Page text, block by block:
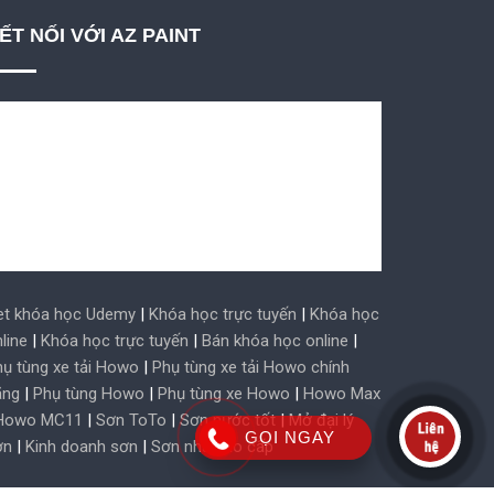
NỐI VỚI AZ PAINT
khóa học Udemy | Khóa học trực tuyến | Khóa học
| Khóa học trực tuyến | Bán khóa học online |
tùng xe tải Howo | Phụ tùng xe tải Howo chính
| Phụ tùng Howo | Phụ tùng xe Howo | Howo Max
MC11 | Sơn ToTo |Sơn nước tốt|Mở đại lý
| Kinh doanh sơn | Sơn nhà cao cấpGỌI NGAY